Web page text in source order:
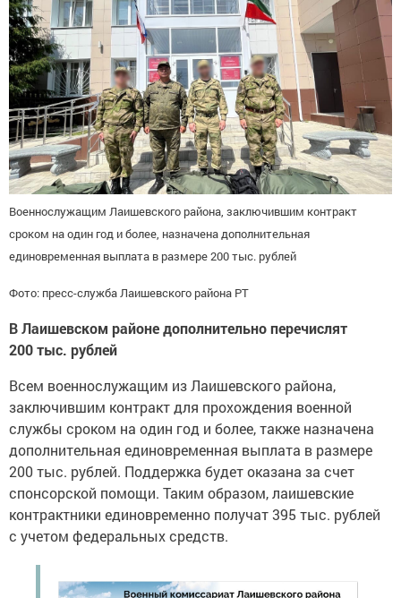
Военнослужащим Лаишевского района, заключившим контракт
сроком на один год и более, назначена дополнительная
единовременная выплата в размере 200 тыс. рублей
Фото: пресс-служба Лаишевского района РТ
В Лаишевском районе дополнительно перечислят
200 тыс. рублей
Всем военнослужащим из Лаишевского района,
заключившим контракт для прохождения военной
службы сроком на один год и более, также назначена
дополнительная единовременная выплата в размере
200 тыс. рублей. Поддержка будет оказана за счет
спонсорской помощи. Таким образом, лаишевские
контрактники единовременно получат 395 тыс. рублей
с учетом федеральных средств.